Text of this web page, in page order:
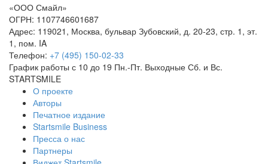
«ООО Смайл»
ОГРН: 1107746601687
Адрес: 119021 , Москва, бульвар Зубовский, д. 20-23, стр. 1, эт.
1, пом. IA
Телефон: +7 (495) 150-02-33
График работы с 10 до 19 Пн.-Пт. Выходные Сб. и Вс.
STARTSMILE
О проекте
Авторы
Печатное издание
Startsmile Business
Пресса о нас
Партнеры